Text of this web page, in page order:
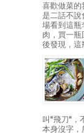
喜歡做菜的
是二話不
場看到這瓶
肉，買一瓶
後發現，這
叫"飛刀"，
本身沒字，